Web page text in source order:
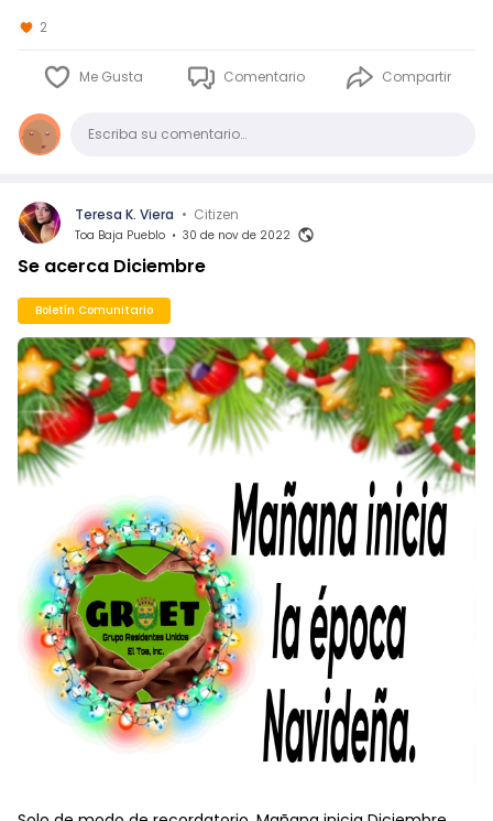
2
Me Gusta Comentario Compartir
ComentarioEscriba su comentario…
Teresa K. Viera • Citizen
Toa Baja Pueblo • 30 de nov de 2022
Se acerca Diciembre
Boletín Comunitario